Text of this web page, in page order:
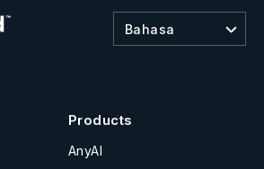
Bahasa
Products
AnyAI